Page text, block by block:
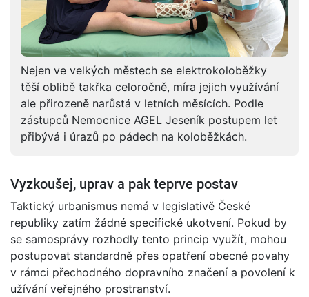
Nejen ve velkých městech se elektrokoloběžky
těší oblibě takřka celoročně, míra jejich využívání
ale přirozeně narůstá v letních měsících. Podle
zástupců Nemocnice AGEL Jeseník postupem let
přibývá i úrazů po pádech na koloběžkách.
Vyzkoušej, uprav a pak teprve postav
Taktický urbanismus nemá v legislativě České
republiky zatím žádné specifické ukotvení. Pokud by
se samosprávy rozhodly tento princip využít, mohou
postupovat standardně přes opatření obecné povahy
v rámci přechodného dopravního značení a povolení k
užívání veřejného prostranství.